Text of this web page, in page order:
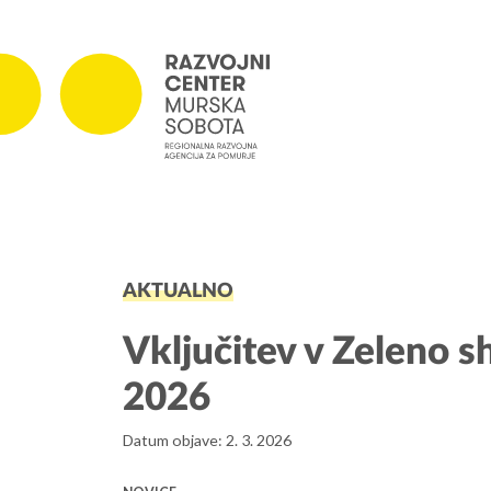
Projekti v izvajanju
Zaključeni projekti
AKTUALNO
Vključitev v Zeleno
2026
Datum objave: 2. 3. 2026